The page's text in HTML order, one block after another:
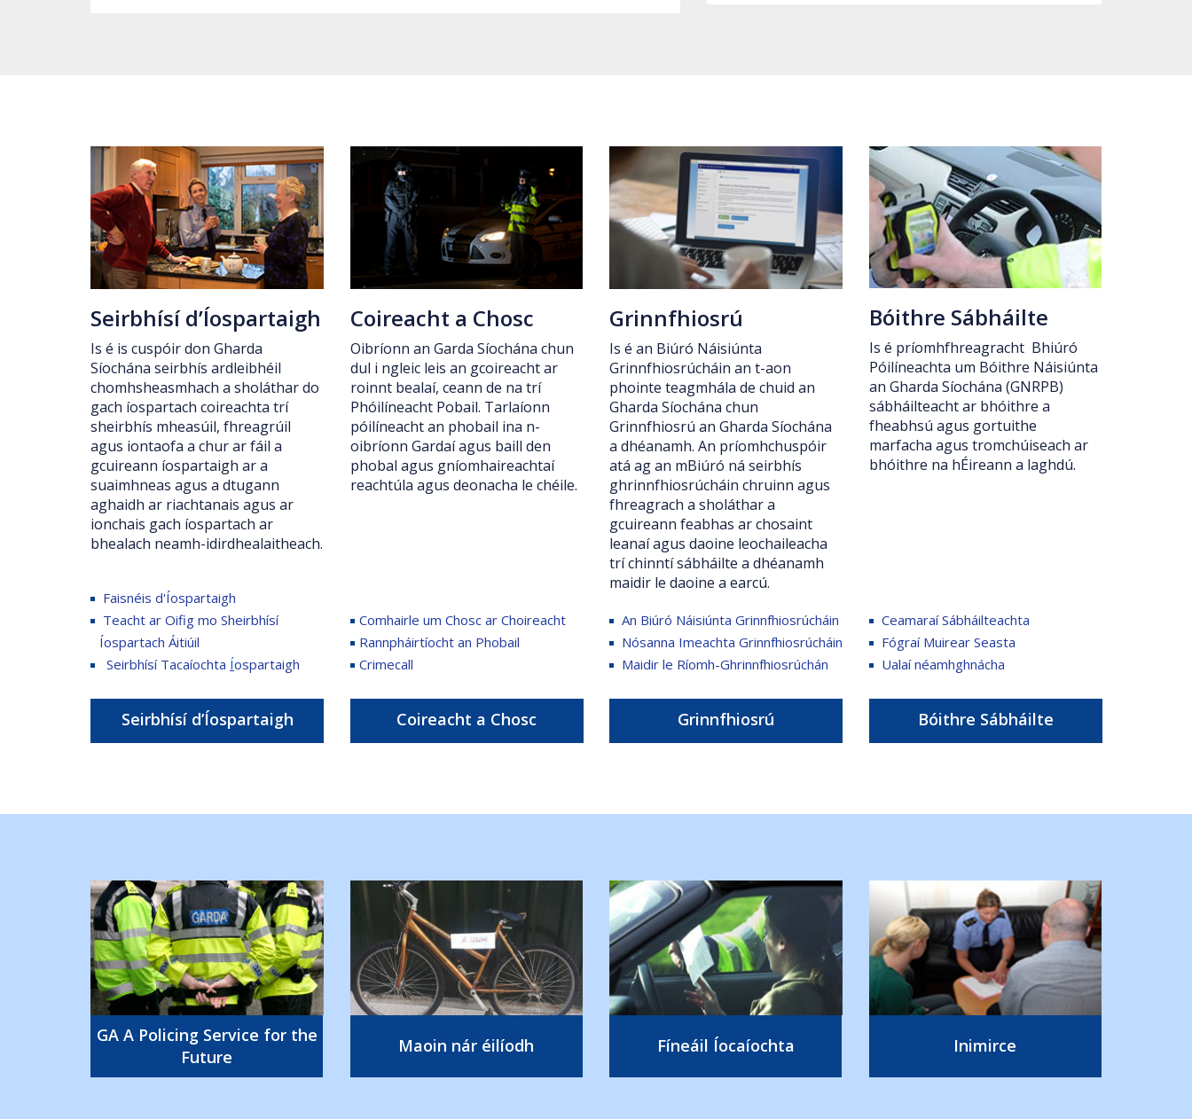
Seirbhísí d’Íospartaigh
Is é is cuspóir don Gharda
Síochána seirbhís ardleibhéil
chomhsheasmhach a sholáthar do
gach íospartach coireachta trí
sheirbhís mheasúil, fhreagrúil
agus iontaofa a chur ar fáil a
gcuireann íospartaigh ar a
suaimhneas agus a dtugann
aghaidh ar riachtanais agus ar
ionchais gach íospartach ar
bhealach neamh-idirdhealaitheach.
Faisnéis d'Íospartaigh
Teacht ar Oifig mo Sheirbhísí
Íospartach Áitiúil
Seirbhísí Tacaíochta Íospartaigh
Seirbhísí d’Íospartaigh
Coireacht a Chosc
Oibríonn an Garda Síochána chun
dul i ngleic leis an gcoireacht ar
roinnt bealaí, ceann de na trí
Phóilíneacht Pobail. Tarlaíonn
póilíneacht an phobail ina n-
oibríonn Gardaí agus baill den
phobal agus gníomhaireachtaí
reachtúla agus deonacha le chéile.
Comhairle um Chosc ar Choireacht
Rannpháirtíocht an Phobail
Crimecall
Coireacht a Chosc
Grinnfhiosrú
Is é an Biúró Náisiúnta
Grinnfhiosrúcháin an t-aon
phointe teagmhála de chuid an
Gharda Síochána chun
Grinnfhiosrú an Gharda Síochána
a dhéanamh. An príomhchuspóir
atá ag an mBiúró ná seirbhís
ghrinnfhiosrúcháin chruinn agus
fhreagrach a sholáthar a
gcuireann feabhas ar chosaint
leanaí agus daoine leochaileacha
trí chinntí sábháilte a dhéanamh
maidir le daoine a earcú.
An Biúró Náisiúnta Grinnfhiosrúcháin
Nósanna Imeachta Grinnfhiosrúcháin
Maidir le Ríomh-Ghrinnfhiosrúchán
Grinnfhiosrú
Bóithre Sábháilte
Is é príomhfhreagracht Bhiúró
Póilíneachta um Bóithre Náisiúnta
an Gharda Síochána (GNRPB)
sábháilteacht ar bhóithre a
fheabhsú agus gortuithe
marfacha agus tromchúiseach ar
bhóithre na hÉireann a laghdú.
Ceamaraí Sábháilteachta
Fógraí Muirear Seasta
Ualaí néamhghnácha
Bóithre Sábháilte
GA A Policing Service for the
Future
Maoin nár éilíodh Fíneáil Íocaíochta Inimirce